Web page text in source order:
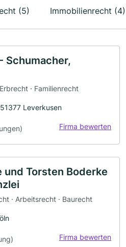
(5) Immobilienrecht (4)
Schumacher,
· Familienrecht
Leverkusen
Firma bewerten
und Torsten Boderke
· Arbeitsrecht · Baurecht
Firma bewerten